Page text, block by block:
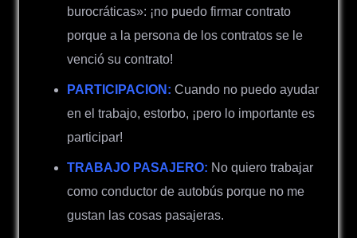
burocráticas»: ¡no puedo firmar contrato
porque a la persona de los contratos se le
venció su contrato!
PARTICIPACION: Cuando no puedo ayudar
en el trabajo, estorbo, ¡pero lo importante es
participar!
TRABAJO PASAJERO: No quiero trabajar
como conductor de autobús porque no me
gustan las cosas pasajeras.